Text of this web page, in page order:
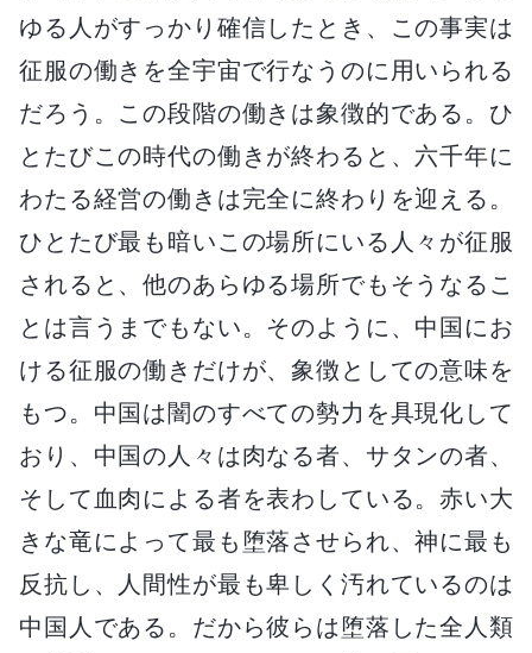
ゆる人がすっかり確信したとき、この事実は
征服の働きを全宇宙で行なうのに用いられる
だろう。この段階の働きは象徴的である。ひ
とたびこの時代の働きが終わると、六千年に
わたる経営の働きは完全に終わりを迎える。
ひとたび最も暗いこの場所にいる人々が征服
されると、他のあらゆる場所でもそうなるこ
とは言うまでもない。そのように、中国にお
ける征服の働きだけが、象徴としての意味を
もつ。中国は闇のすべての勢力を具現化して
おり、中国の人々は肉なる者、サタンの者、
そして血肉による者を表わしている。赤い大
きな竜によって最も堕落させられ、神に最も
反抗し、人間性が最も卑しく汚れているのは
中国人である。だから彼らは堕落した全人類